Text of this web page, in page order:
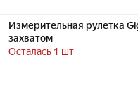
Измерительная рулетка
захватом
Осталась 1 шт